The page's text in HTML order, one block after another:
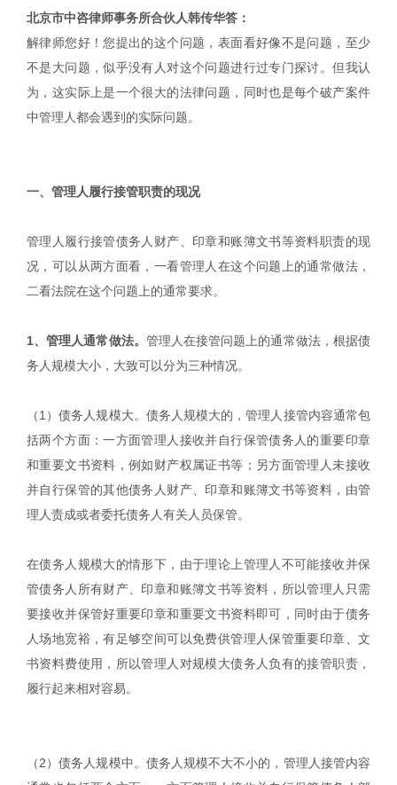
北京市中咨律师事务所合伙人韩传华答：
解律师您好！您提出的这个问题，表面看好像不是问题，至少
不是大问题，似乎没有人对这个问题进行过专门探讨。但我认
为，这实际上是一个很大的法律问题，同时也是每个破产案件
中管理人都会遇到的实际问题。
一、管理人履行接管职责的现况
管理人履行接管债务人财产、印章和账簿文书等资料职责的现
况，可以从两方面看，一看管理人在这个问题上的通常做法，
二看法院在这个问题上的通常要求。
1、管理人通常做法。 管理人在接管问题上的通常做法，根据债
务人规模大小，大致可以分为三种情况。
（1）债务人规模大。债务人规模大的，管理人接管内容通常包
括两个方面：一方面管理人接收并自行保管债务人的重要印章
和重要文书资料，例如财产权属证书等；另方面管理人未接收
并自行保管的其他债务人财产、印章和账簿文书等资料，由管
理人责成或者委托债务人有关人员保管。
在债务人规模大的情形下，由于理论上管理人不可能接收并保
管债务人所有财产、印章和账簿文书等资料，所以管理人只需
要接收并保管好重要印章和重要文书资料即可，同时由于债务
人场地宽裕，有足够空间可以免费供管理人保管重要印章、文
书资料费使用，所以管理人对规模大债务人负有的接管职责，
履行起来相对容易。
（2）债务人规模中。债务人规模不大不小的，管理人接管内容